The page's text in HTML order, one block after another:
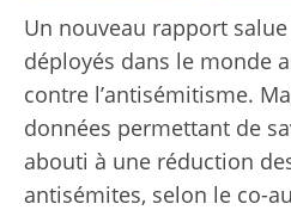
Un nouveau rapport
déployés dans le monde
contre l’antisémitisme.
données permettant de
abouti à une réduction
antisémites, selon le co-